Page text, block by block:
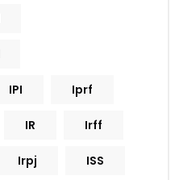
IPI Iprf
IR Irff
Irpj ISS